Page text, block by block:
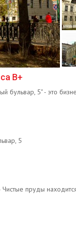
B+
бульвар, 5" - это
5
пруды